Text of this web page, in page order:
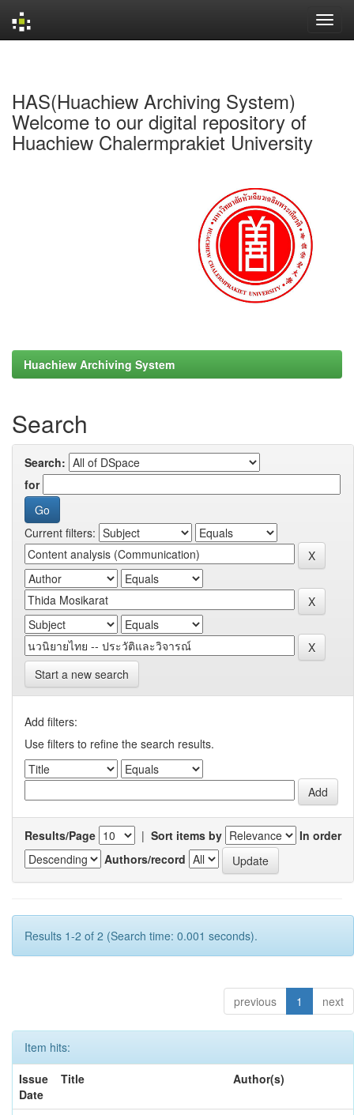
HAS(Huachiew Archiving System)
Welcome to our digital repository of
Huachiew Chalermprakiet University
Huachiew Archiving System
Search
Search:
for
Current filters:
Start a new search
Add filters:
Use filters to refine the search results.
Results/Page | Sort items by
In order
Authors/record
Results 1-2 of 2 (Search time: 0.001 seconds).
previous 1 next
Item hits:
Issue
Date
Title Author(s)